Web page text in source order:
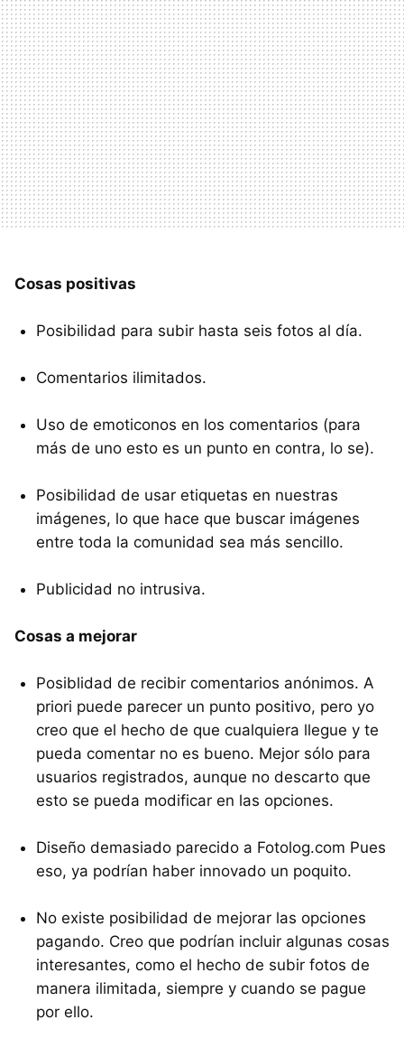
Cosas positivas
Posibilidad para subir hasta seis fotos al día.
Comentarios ilimitados.
Uso de emoticonos en los comentarios (para
más de uno esto es un punto en contra, lo se).
Posibilidad de usar etiquetas en nuestras
imágenes, lo que hace que buscar imágenes
entre toda la comunidad sea más sencillo.
Publicidad no intrusiva.
Cosas a mejorar
Posiblidad de recibir comentarios anónimos. A
priori puede parecer un punto positivo, pero yo
creo que el hecho de que cualquiera llegue y te
pueda comentar no es bueno. Mejor sólo para
usuarios registrados, aunque no descarto que
esto se pueda modificar en las opciones.
Diseño demasiado parecido a Fotolog.com Pues
eso, ya podrían haber innovado un poquito.
No existe posibilidad de mejorar las opciones
pagando. Creo que podrían incluir algunas cosas
interesantes, como el hecho de subir fotos de
manera ilimitada, siempre y cuando se pague
por ello.